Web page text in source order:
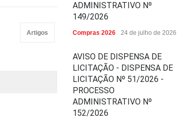
Artigos
ADMINISTRATIVO Nº
149/2026
Compras 2026 24 de julho de 2026
AVISO DE DISPENSA DE
LICITAÇÃO - DISPENSA DE
LICITAÇÃO Nº 51/2026 -
PROCESSO
ADMINISTRATIVO Nº
152/2026